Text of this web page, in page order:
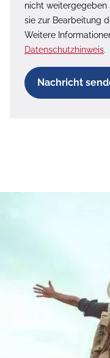
nicht weitergegeben
sie zur Bearbeitung
Weitere
Datenschutzhinweis.
Nachricht